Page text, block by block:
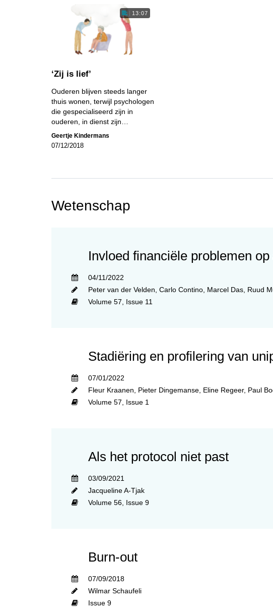
13:07
‘Zij is lief’
Ouderen blijven steeds langer
thuis wonen, terwijl psychologen
die gespecialiseerd zijn in
ouderen, in dienst zijn…
Geertje Kindermans
07/12/2018
Wetenschap
Invloed financiële problemen
04/11/2022
Peter van der Velden Carlo Contino Marcel Das Ruud
Volume 57, Issue 11
Stadiëring en profilering van
07/01/2022
Fleur Kraanen
Pieter Dingemanse Eline Regeer, Paul
Volume 57, Issue 1
Als het protocol niet past
03/09/2021
Jacqueline A-Tjak
Volume 56, Issue 9
Burn-out
07/09/2018
Wilmar Schaufeli
Issue 9